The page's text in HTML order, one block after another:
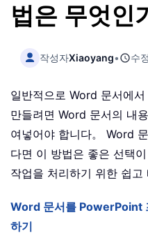
법은 무엇인
작성자Xiaoyang• 수
일반적으로 Word 문서에
만들려면 Word 문서의 내
여넣어야 합니다。 Word
다면 이 방법은 좋은 선택
작업을 처리하기 위한 쉽고
Word 문서를 PowerPoint
하기